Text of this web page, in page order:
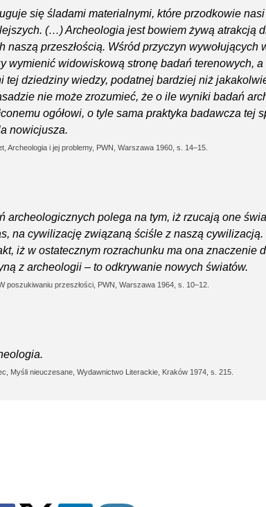
się śladami materialnymi, które przodkowie
(…) Archeologia jest bowiem żywą atrakcją
naszą przeszłością. Wśród przyczyn wywołujących
wymienić widowiskową stronę badań terenowych, a
tej dziedziny wiedzy, podatnej bardziej niż
nie może zrozumieć, że o ile wyniki badań
ogółowi, o tyle sama praktyka badawcza tej
nowicjusza.
Archeologia i jej problemy, PWN, Warszawa 1960, s. 14–15.
archeologicznych polega na tym, iż rzucają one
na cywilizację związaną ściśle z naszą
iż w ostatecznym rozrachunku ma ona znaczenie
z archeologii – to odkrywanie nowych światów.
poszukiwaniu przeszłości, PWN, Warszawa 1964, s. 10–12.
Myśli nieuczesane, Wydawnictwo Literackie, Kraków 1974, s. 215.